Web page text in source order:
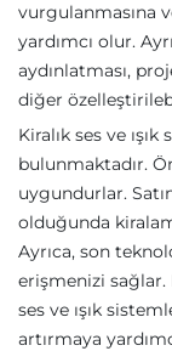
vurgulanmasına
yardımcı olur.
aydınlatması,
diğer
Kiralık ses ve
bulunmaktadır.
uygundurlar.
olduğunda
Ayrıca, son
erişmenizi sağlar.
ses ve ışık
artırmaya